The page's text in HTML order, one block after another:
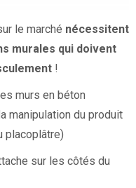
le marché nécessitent
murales qui doivent
!
murs en béton
manipulation du produit
placoplâtre)
sur les côtés du